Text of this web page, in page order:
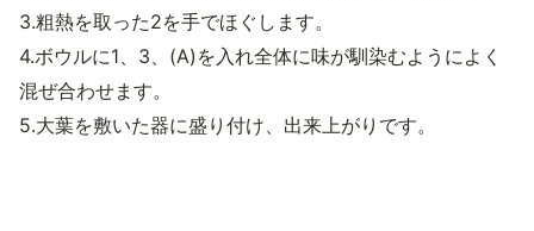
3.粗熱を取った2を手でほぐします。
4.ボウルに1、3、(A)を入れ全体に味が馴染むようによく
混ぜ合わせます。
5.大葉を敷いた器に盛り付け、出来上がりです。